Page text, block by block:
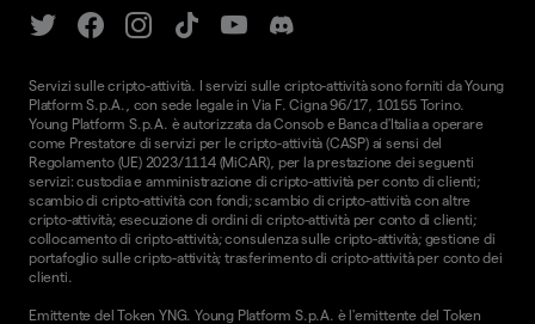
Servizi sulle cripto-attività. I servizi sulle cripto-attività sono forniti da Young
Platform S.p.A., con sede legale in Via F. Cigna 96/17, 10155 Torino.
Young Platform S.p.A. è autorizzata da Consob e Banca d'Italia a operare
come Prestatore di servizi per le cripto-attività (CASP) ai sensi del
Regolamento (UE) 2023/1114 (MiCAR), per la prestazione dei seguenti
servizi: custodia e amministrazione di cripto-attività per conto di clienti;
scambio di cripto-attività con fondi; scambio di cripto-attività con altre
cripto-attività; esecuzione di ordini di cripto-attività per conto di clienti;
collocamento di cripto-attività; consulenza sulle cripto-attività; gestione di
portafoglio sulle cripto-attività; trasferimento di cripto-attività per conto dei
clienti.
Emittente del Token YNG. Young Platform S.p.A. è l'emittente del Token